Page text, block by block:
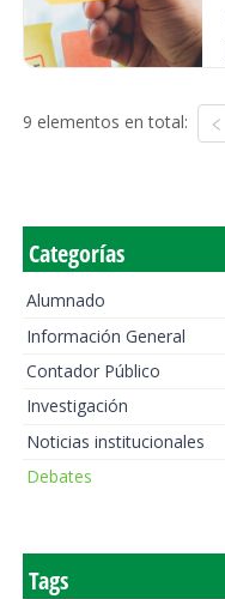
9 elementos en total:
Categorías
Alumnado
Información General
Contador Público
Investigación
Noticias institucionales
Debates
Tags